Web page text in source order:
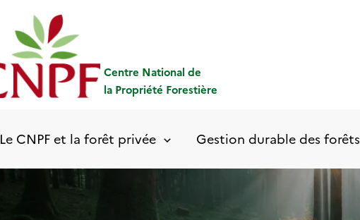
Centre National de
la Propriété Forestière
Le CNPF et la forêt privée Gestion durable des forêts